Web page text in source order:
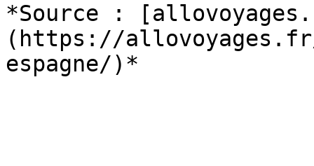
*Source :
(https://